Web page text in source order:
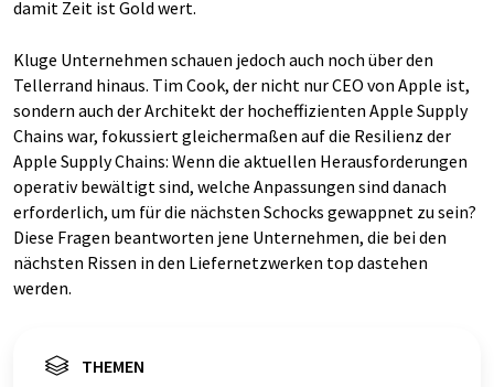
damit Zeit ist Gold wert.
Kluge Unternehmen schauen jedoch auch noch über den
Tellerrand hinaus. Tim Cook, der nicht nur CEO von Apple ist,
sondern auch der Architekt der hocheffizienten Apple Supply
Chains war, fokussiert gleichermaßen auf die Resilienz der
Apple Supply Chains: Wenn die aktuellen Herausforderungen
operativ bewältigt sind, welche Anpassungen sind danach
erforderlich, um für die nächsten Schocks gewappnet zu sein?
Diese Fragen beantworten jene Unternehmen, die bei den
nächsten Rissen in den Liefernetzwerken top dastehen
werden.
THEMEN